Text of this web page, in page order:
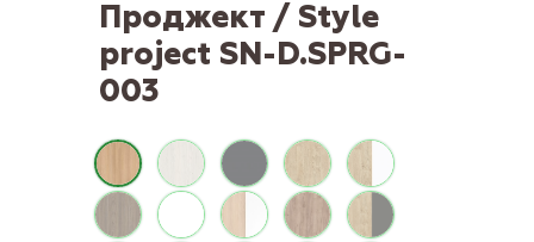
Проджект / Style
project SN-D.SPRG-
003